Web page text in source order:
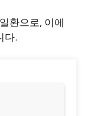
환으로, 이에
다.